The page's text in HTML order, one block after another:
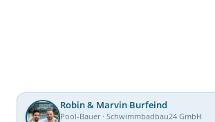
Robin & Marvin Burfeind
Pool-Bauer · Schwimmbadbau24 GmbH